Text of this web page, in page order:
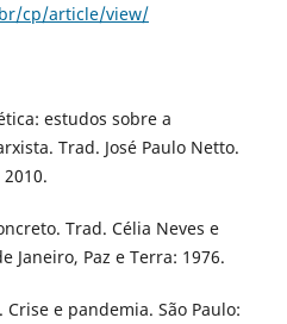
cp/article/view/
estudos sobre a
Trad. José Paulo Netto.
2010.
Trad. Célia Neves e
Janeiro, Paz e Terra: 1976.
Crise e pandemia. São Paulo: